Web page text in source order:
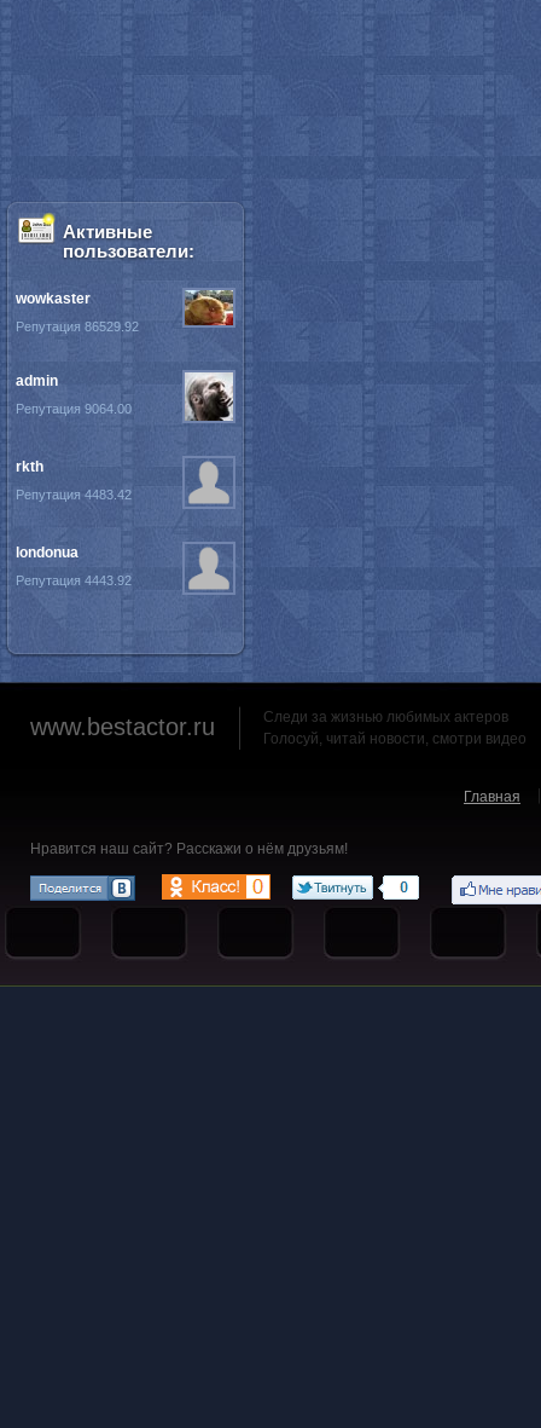
Активные
пользователи:
wowkaster
Репутация 86529.92
admin
Репутация 9064.00
rkth
Репутация 4483.42
londonua
Репутация 4443.92
www.bestactor.ru
Следи за жизнью любимых актеров
Голосуй, читай новости, смотри видео
Главная
Нравится наш сайт? Расскажи о нём друзьям!